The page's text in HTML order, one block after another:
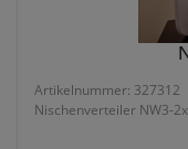
Artikelnummer: 327312
Nischenverteiler NW3-